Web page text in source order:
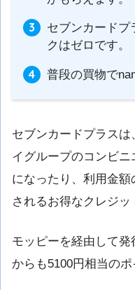
セブンカードプ
クはゼロです。
普段の買物で
セブンカードプラス
イグループのコンビニ
になったり、利用金
されるお得なクレジッ
モッピーを経由して
からも5100円相当のポ